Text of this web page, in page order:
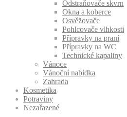
Odstraňovače skvrn
Okna a koberce
Osvěžovače
Pohlcovače vlhkosti
Přípravky na praní
Přípravky na WC
Technické kapaliny
Vánoce
Vánoční nabídka
Zahrada
Kosmetika
Potraviny
Nezařazené